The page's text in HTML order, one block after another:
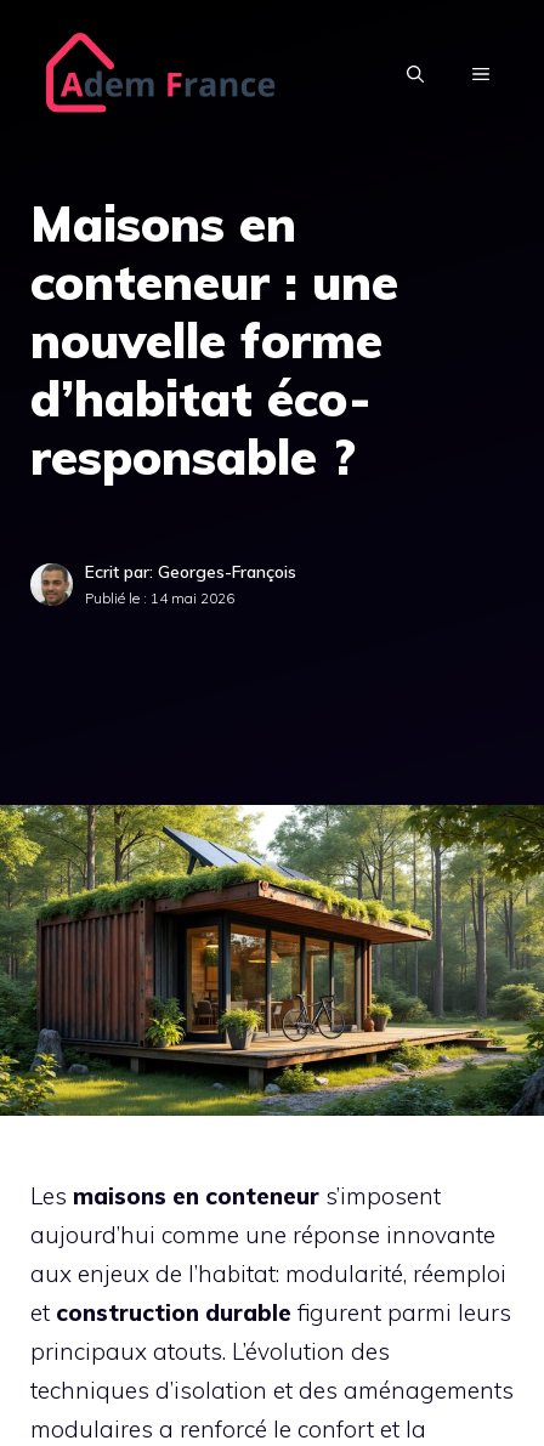
contenu
MENU
Maisons en
conteneur : une
nouvelle forme
d’habitat éco-
responsable ?
Ecrit par: Georges-François
Publié le : 14 mai 2026
Les maisons en conteneur s’imposent
aujourd’hui comme une réponse innovante
aux enjeux de l’habitat: modularité, réemploi
et construction durable figurent parmi leurs
principaux atouts. L’évolution des
techniques d’isolation et des aménagements
modulaires a renforcé le confort et la